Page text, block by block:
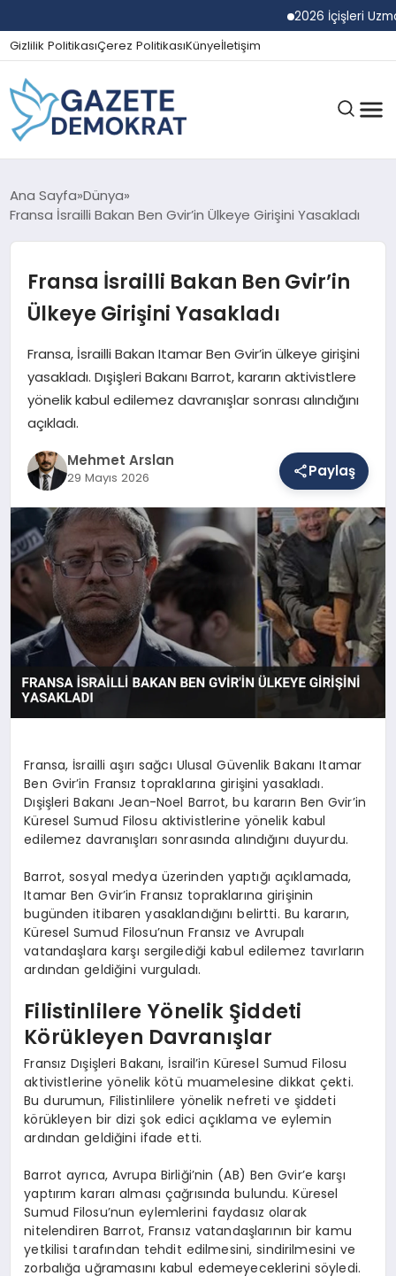
2026 İçişleri Uzman
Gizlilik PolitikasıÇerez PolitikasıKünyeİletişim
GÜNDEM
SPOR
MAGAZIN
SAĞLIK
EĞITIM
DÜNYA
YAŞAM
Ana Sayfa Dünya
Fransa İsrailli Bakan Ben Gvir’in Ülkeye Girişini Yasakladı
Fransa İsrailli Bakan Ben Gvir’in
Ülkeye Girişini Yasakladı
Fransa, İsrailli Bakan Itamar Ben Gvir’in ülkeye girişini
yasakladı. Dışişleri Bakanı Barrot, kararın aktivistlere
yönelik kabul edilemez davranışlar sonrası alındığını
açıkladı.
Mehmet Arslan
29 Mayıs 2026 Paylaş
Fransa, İsrailli aşırı sağcı Ulusal Güvenlik Bakanı Itamar
Ben Gvir’in Fransız topraklarına girişini yasakladı.
Dışişleri Bakanı Jean-Noel Barrot, bu kararın Ben Gvir’in
Küresel Sumud Filosu aktivistlerine yönelik kabul
edilemez davranışları sonrasında alındığını duyurdu.
Barrot, sosyal medya üzerinden yaptığı açıklamada,
Itamar Ben Gvir’in Fransız topraklarına girişinin
bugünden itibaren yasaklandığını belirtti. Bu kararın,
Küresel Sumud Filosu’nun Fransız ve Avrupalı
vatandaşlara karşı sergilediği kabul edilemez tavırların
ardından geldiğini vurguladı.
Filistinlilere Yönelik Şiddeti
Körükleyen Davranışlar
Fransız Dışişleri Bakanı, İsrail’in Küresel Sumud Filosu
aktivistlerine yönelik kötü muamelesine dikkat çekti.
Bu durumun, Filistinlilere yönelik nefreti ve şiddeti
körükleyen bir dizi şok edici açıklama ve eylemin
ardından geldiğini ifade etti.
Barrot ayrıca, Avrupa Birliği’nin (AB) Ben Gvir’e karşı
yaptırım kararı alması çağrısında bulundu. Küresel
Sumud Filosu’nun eylemlerini faydasız olarak
nitelendiren Barrot, Fransız vatandaşlarının bir kamu
yetkilisi tarafından tehdit edilmesini, sindirilmesini ve
zorbalığa uğramasını kabul edemeyeceklerini söyledi.